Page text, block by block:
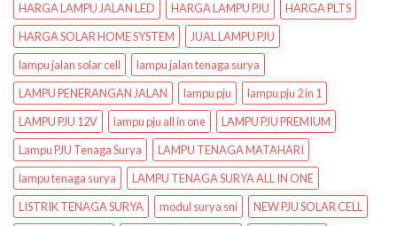
HARGA LAMPU JALAN LED
HARGA LAMPU PJU
HARGA PLTS
HARGA SOLAR HOME SYSTEM
JUAL LAMPU PJU
lampu jalan solar cell
lampu jalan tenaga surya
LAMPU PENERANGAN JALAN
lampu pju
lampu pju 2 in 1
LAMPU PJU 12V
lampu pju all in one
LAMPU PJU PREMIUM
Lampu PJU Tenaga Surya
LAMPU TENAGA MATAHARI
lampu tenaga surya
LAMPU TENAGA SURYA ALL IN ONE
LISTRIK TENAGA SURYA
modul surya sni
NEW PJU SOLAR CELL